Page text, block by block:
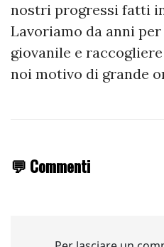
nostri progressi fatti
Lavoriamo da anni
giovanile e
noi motivo di grande
💬 Commenti